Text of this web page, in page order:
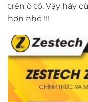
trên ô tô. Vậy hãy
hơn nhé !!!